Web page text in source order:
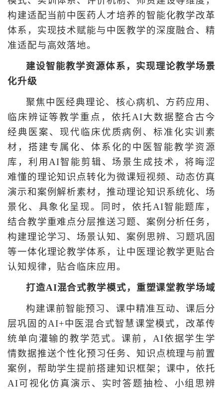
构建适配当前中医药人才培养的智能化教学改革
体系，实现技术赋能与中医教学的深度融合、精
准适配与高效落地。
建设智能教学资源体系，实现理论教学场景
化升级
聚焦中医经典理论、核心病机、方药应用、
临床辨证等教学重点，依托AI大数据整合古今
经典医案、现代临床优质病例、标准化实训素
材，搭建专属化、体系化的中医智能教学资源
库，利用AI智能剪辑、场景生成技术，将晦涩
难懂的理论知识点转化为微课短视频、动态仿真
演示和案例解析素材，推动理论知识系统化、场
景化、具象化呈现。同时，依托AI智能题库，
结合教学重难点分层推送习题、案例分析任务，
构建理论学习、场景认知、案例思辨、习题巩固
等一体化理论教学体系，让中医理论教学更贴合
认知规律，贴合临床应用。
打造AI混合式教学模式，重塑课堂教学场域
构建课前智能预习、课中精准互动、课后分
层巩固的AI+中医混合式智慧课堂模式，改革传
统单向灌输的教学范式。课前，AI依据学生学
情数据推送个性化预习任务、知识点梳理与前置
案例，帮助学生提前搭建知识框架；课中，依托
AI可视化仿真演示、实时答题抽检、小组思辨